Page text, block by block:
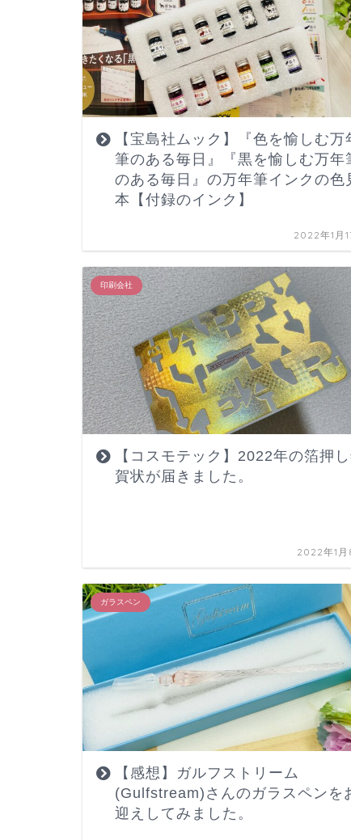
【宝島社ムック】『色を愉しむ万
筆のある毎日』『黒を愉しむ万年
のある毎日』の万年筆インクの色
本【付録のインク】
2022年1月
印刷会社
【コスモテック】2022年の箔押
賀状が届きました。
2022年1月
ガラスペン
【感想】ガルフストリーム
(Gulfstream)さんのガラスペンを
迎えしてみました。